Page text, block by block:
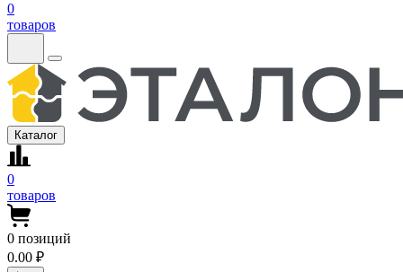
0
товаров
Каталог
0
товаров
0 позиций
0.00 ₽